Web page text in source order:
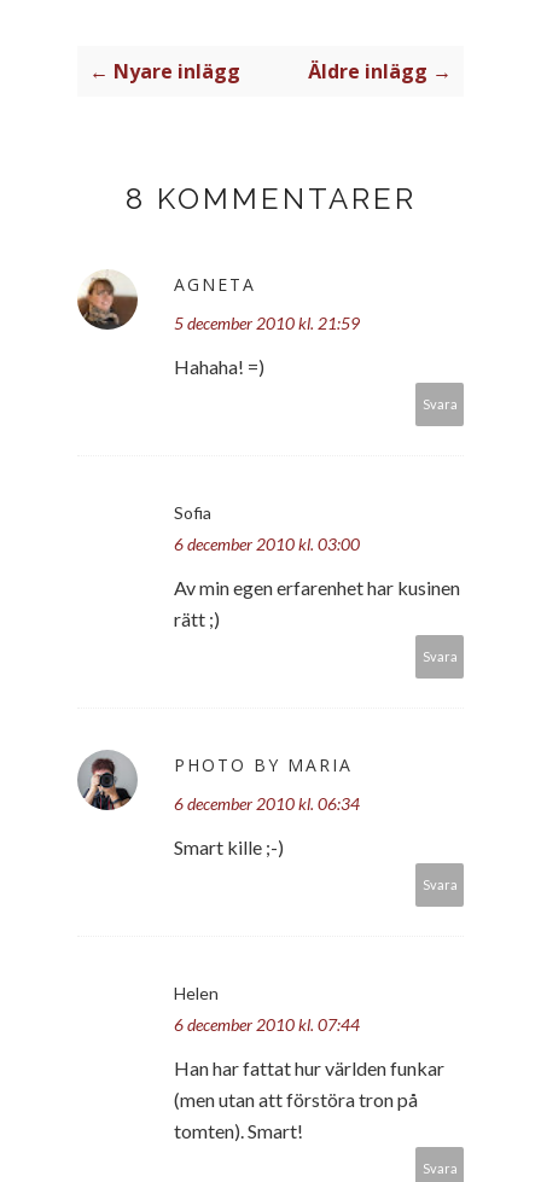
← Nyare inlägg Äldre inlägg →
8 KOMMENTARER
AGNETA
5 december 2010 kl. 21:59
Hahaha! =)
Svara
Sofia
6 december 2010 kl. 03:00
Av min egen erfarenhet har kusinen
rätt ;)
Svara
PHOTO BY MARIA
6 december 2010 kl. 06:34
Smart kille ;-)
Svara
Helen
6 december 2010 kl. 07:44
Han har fattat hur världen funkar
(men utan att förstöra tron på
tomten). Smart!
Svara